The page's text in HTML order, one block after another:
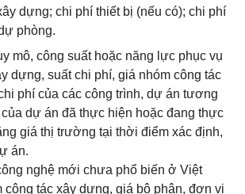
dựng; chi phí thiết bị (nếu có); chi phí
phòng.
mô, công suất hoặc năng lực phục vụ
dựng, suất chi phí, giá nhóm công tác
phí của các công trình, dự án tương
dự án đã thực hiện hoặc đang thực
giá thị trường tại thời điểm xác định,
án.
nghệ mới chưa phổ biến ở Việt
tác xây dựng, giá bộ phận, đơn vị